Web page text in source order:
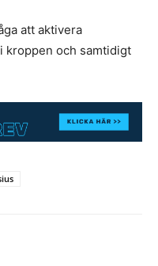
att aktivera
kroppen och samtidigt